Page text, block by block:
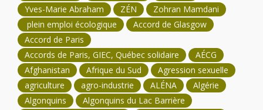
Yves-Marie Abraham
ZÉN
Zohran Mamdani
plein emploi écologique
Accord de Glasgow
Accord de Paris
Accords de Paris, GIEC, Québec solidaire
AÉCG
Afghanistan
Afrique du Sud
Agression sexuelle
agriculture
agro-industrie ALÉNA
Algérie
Algonquins
Algonquins du Lac Barrière